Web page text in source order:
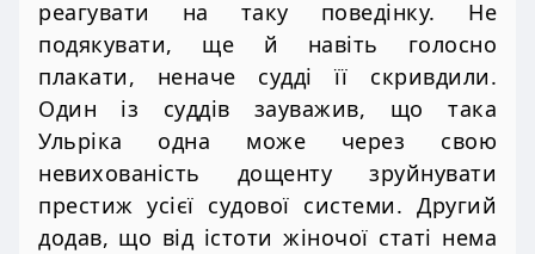
реагувати на таку поведінку. Не
подякувати, ще й навіть голосно
плакати, неначе судді її скривдили.
Один із суддів зауважив, що така
Ульріка одна може через свою
невихованість дощенту зруйнувати
престиж усієї судової системи. Другий
додав, що від істоти жіночої статі нема